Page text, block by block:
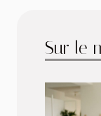
Sur le